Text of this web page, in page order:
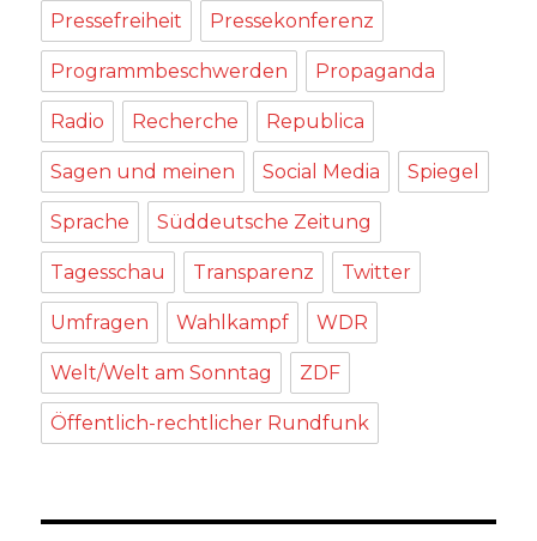
Pressefreiheit Pressekonferenz
Programmbeschwerden Propaganda
Radio Recherche Republica
Sagen und meinen Social Media Spiegel
Sprache Süddeutsche Zeitung
Tagesschau Transparenz Twitter
Umfragen Wahlkampf WDR
Welt/Welt am Sonntag ZDF
Öffentlich-rechtlicher Rundfunk